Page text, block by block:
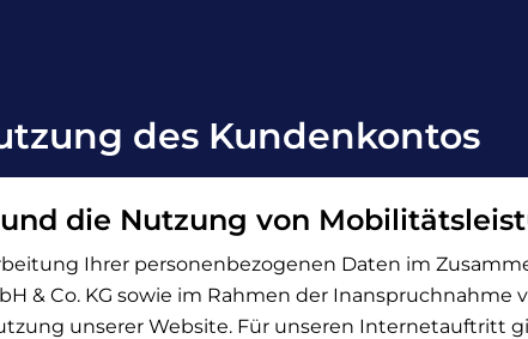
des Kundenkontos
die Nutzung von
Ihrer personenbezogenen Daten im
& Co. KG sowie im Rahmen der Inanspruchnahme
unserer Website. Für unseren Internetauftritt